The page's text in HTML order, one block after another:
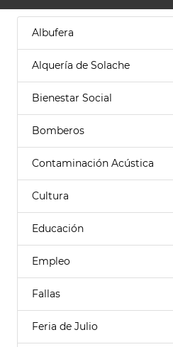
Albufera
Alquería de Solache
Bienestar Social
Bomberos
Contaminación Acústica
Cultura
Educación
Empleo
Fallas
Feria de Julio